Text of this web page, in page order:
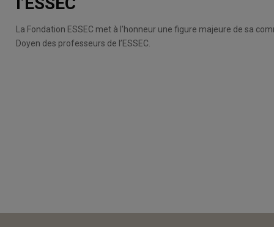
La Fondation ESSEC met à l’honneur une figure majeure de sa
Doyen des professeurs de l’ESSEC.